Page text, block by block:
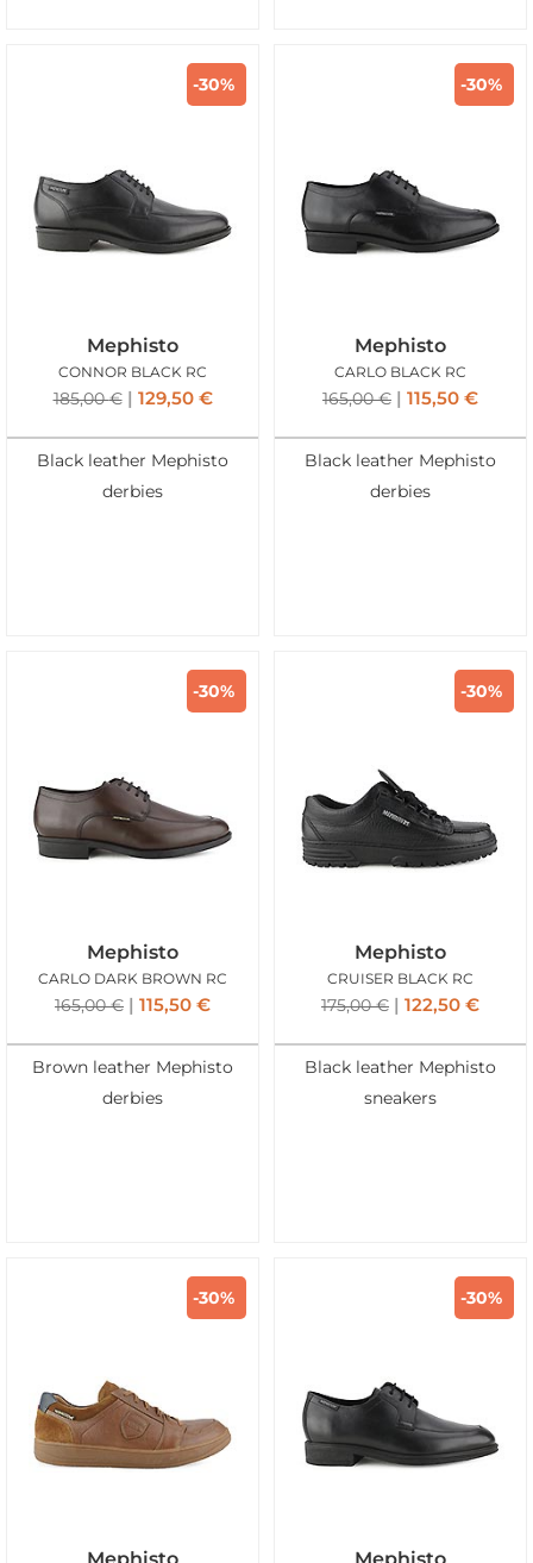
-30%
Mephisto
CONNOR BLACK RC
185,00€ 129,50 €
Black leather Mephisto
derbies
-30%
Mephisto
CARLO BLACK RC
165,00€ 115,50 €
Black leather Mephisto
derbies
-30%
Mephisto
CARLO DARK BROWN RC
165,00€ 115,50 €
Brown leather Mephisto
derbies
-30%
Mephisto
CRUISER BLACK RC
175,00€ 122,50 €
Black leather Mephisto
sneakers
-30% -30%